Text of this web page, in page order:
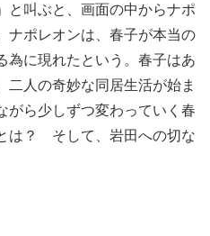
と叫ぶと、画面の中からナポ
ナポレオンは、春子が本当の
為に現れたという。春子はあ
二人の奇妙な同居生活が始ま
がら少しずつ変わっていく春
は？ そして、岩田への切な